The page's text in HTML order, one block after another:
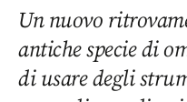
Un nuovo
antiche specie di
di usare degli